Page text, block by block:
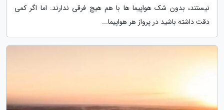
نیستند، بدون شک هواپیما ها با هم هیچ فرقی ندارند. اما اگر کمی
دقت داشته باشید در پرواز هر هواپیما...